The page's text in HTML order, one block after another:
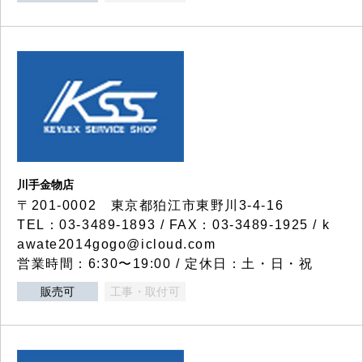
川手金物店
〒201-0002 東京都狛江市東野川3-4-16
TEL：03-3489-1893 / FAX：03-3489-1925 / k
awate2014gogo@icloud.com
営業時間：6:30〜19:00 / 定休日：土・日・祝
販売可 工事・取付可